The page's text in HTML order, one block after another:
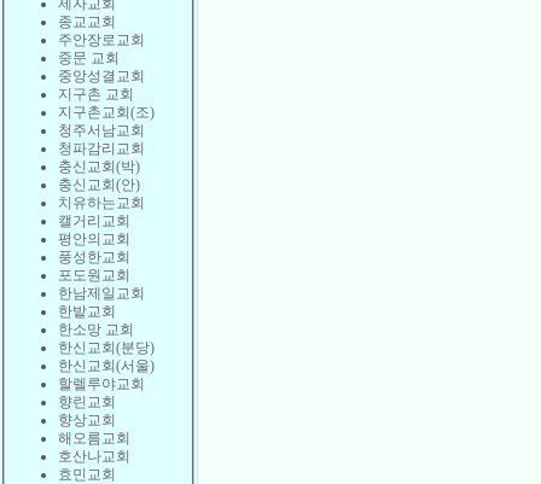
제자교회
종교교회
주안장로교회
중문 교회
중앙성결교회
지구촌 교회
지구촌교회(조)
청주서남교회
청파감리교회
충신교회(박)
충신교회(안)
치유하는교회
캘거리교회
평안의교회
풍성한교회
포도원교회
한남제일교회
한밭교회
한소망 교회
한신교회(분당)
한신교회(서울)
할렐루야교회
향린교회
향상교회
해오름교회
호산나교회
효민교회